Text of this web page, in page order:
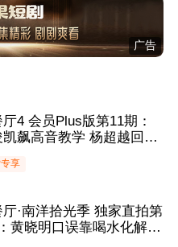
广告
4 会员Plus版第11期：
凯飙高音教学 杨超越回应
享
厅·南洋拾光季 独家直拍第
黄晓明口误靠喝水化解尴